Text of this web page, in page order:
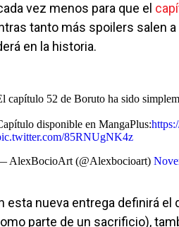
vez menos para que el
tanto más spoilers salen
en la historia.
capítulo 52 de Boruto ha sido
disponible en MangaPlus:
85RNUgNK4z
AlexBocioArt (@Alexbocioart)
esta nueva entrega definirá el
parte de un sacrificio),